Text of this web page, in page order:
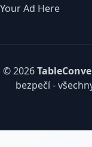
Your Ad Here
© 2026
bezpečí -